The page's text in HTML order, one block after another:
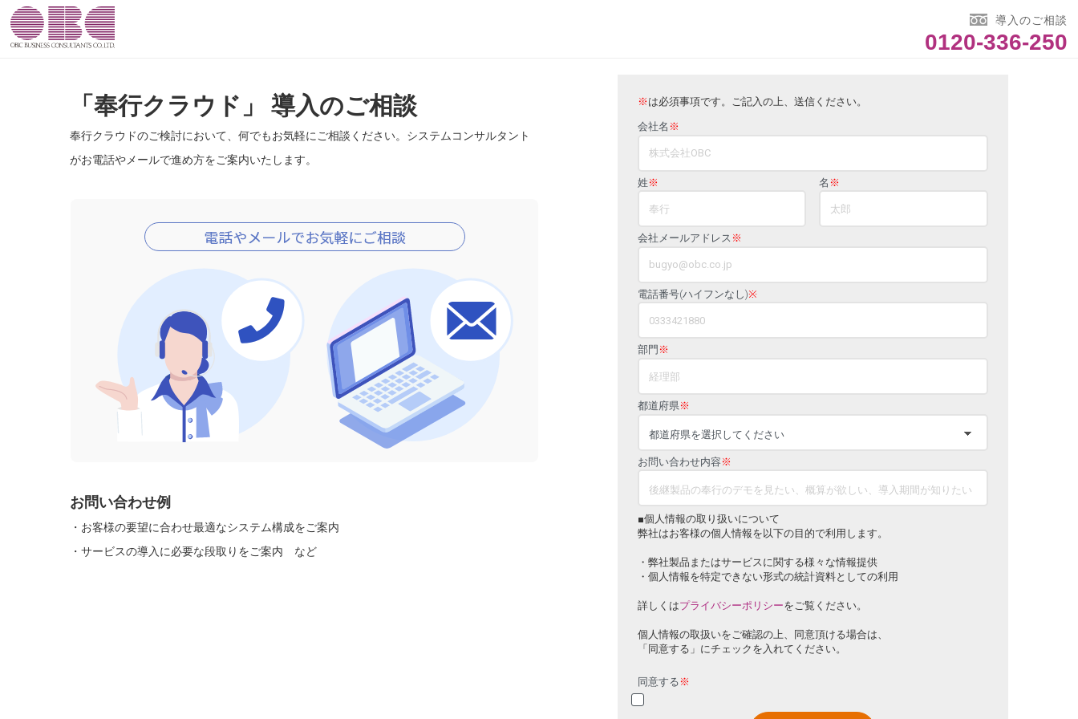
導入のご相談
0120-336-250
※ は必須事項です。ご記入の上、送信ください。
会社名 ※
姓 ※ 名 ※
会社メールアドレス ※
電話番号(ハイフンなし)※
部門 ※
都道府県※
お問い合わせ内容 ※
■個人情報の取り扱いについて
弊社はお客様の個人情報を以下の目的で利用します。
・弊社製品またはサービスに関する様々な情報提供
・個人情報を特定できない形式の統計資料としての利用
詳しくはプライバシーポリシーをご覧ください。
個人情報の取扱いをご確認の上、同意頂ける場合は、
「同意する」にチェックを入れてください。
同意する ※
「奉行クラウド」 導入のご相談
奉行クラウドのご検討において、何でもお気軽にご相談ください。システムコンサルタント
がお電話やメールで進め方をご案内いたします。
お問い合わせ例
・ お客様の要望に合わせ最適なシステム構成をご案内
・ サービスの導入に必要な段取りをご案内 など